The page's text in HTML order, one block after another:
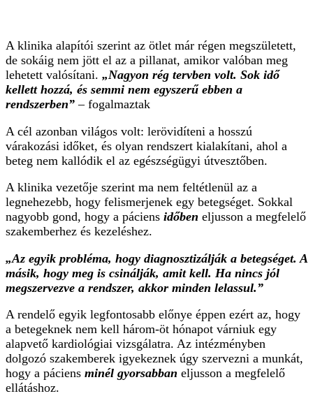
A klinika alapítói szerint az ötlet már régen megszületett,
de sokáig nem jött el az a pillanat, amikor valóban meg
lehetett valósítani. „Nagyon rég tervben volt. Sok idő
kellett hozzá, és semmi nem egyszerű ebben a
rendszerben” – fogalmaztak
A cél azonban világos volt: lerövidíteni a hosszú
várakozási időket, és olyan rendszert kialakítani, ahol a
beteg nem kallódik el az egészségügyi útvesztőben.
A klinika vezetője szerint ma nem feltétlenül az a
legnehezebb, hogy felismerjenek egy betegséget. Sokkal
nagyobb gond, hogy a páciens időben eljusson a megfelelő
szakemberhez és kezeléshez.
„Az egyik probléma, hogy diagnosztizálják a betegséget. A
másik, hogy meg is csinálják, amit kell. Ha nincs jól
megszervezve a rendszer, akkor minden lelassul.”
A rendelő egyik legfontosabb előnye éppen ezért az, hogy
a betegeknek nem kell három-öt hónapot várniuk egy
alapvető kardiológiai vizsgálatra. Az intézményben
dolgozó szakemberek igyekeznek úgy szervezni a munkát,
hogy a páciens minél gyorsabban eljusson a megfelelő
ellátáshoz.